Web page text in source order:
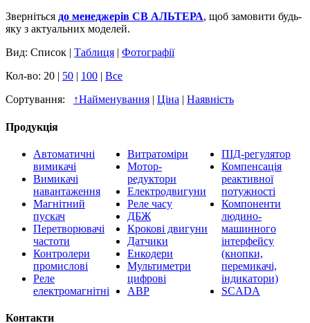
Зверніться до менеджерів СВ АЛЬТЕРА, щоб замовити будь-
яку з актуальних моделей.
Вид: Список | Таблиця | Фотографії
Кол-во: 20 | 50 | 100 | Все
Сортування:
↑Найменування | Ціна | Наявність
Продукція
Автоматичні
вимикачі
Вимикачі
навантаження
Магнітний
пускач
Перетворювачі
частоти
Контролери
промислові
Реле
електромагнітні
Витратоміри
Мотор-
редуктори
Електродвигуни
Реле часу
ДБЖ
Крокові двигуни
Датчики
Енкодери
Мультиметри
цифрові
АВР
ПІД-регулятор
Компенсація
реактивної
потужності
Компоненти
людино-
машинного
інтерфейсу
(кнопки,
перемикачі,
індикатори)
SCADA
Контакти